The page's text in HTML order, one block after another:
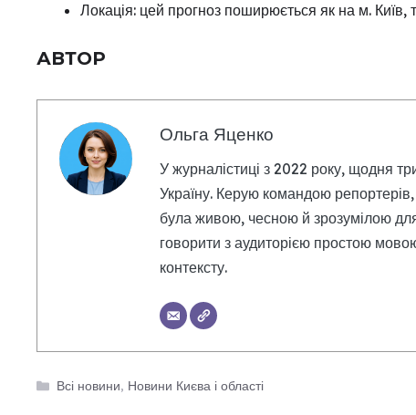
Локація: цей прогноз поширюється як на м. Київ,
АВТОР
Ольга Яценко
У журналістиці з 2022 року, щодня
Україну. Керую командою
була живою, чесною й зрозумілою
говорити з аудиторією простою
контексту.
Категорії
Всі новини, Новини Києва і області